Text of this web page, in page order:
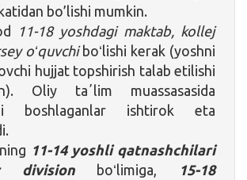
bo’lishi mumkin.
11-18 yoshdagi maktab, kollej
oʻquvchiboʻlishi kerak (yoshni
hujjat topshirish talab etilishi
Oliy taʼlim muassasasida
boshlaganlar ishtirok eta
11-14 yoshli qatnashchilari
divisionboʻlimiga, 15-18